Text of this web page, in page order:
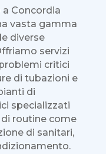
Concordia
vasta gamma
diverse
servizi
critici
di tubazioni e
di
specializzati
routine come
di sanitari,